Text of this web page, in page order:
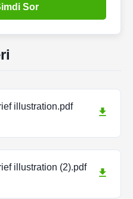
Sor
illustration.pdf
illustration (2).pdf